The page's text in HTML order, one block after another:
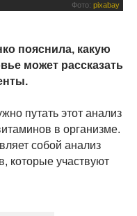
Фото: pixabay
пояснила, какую
может рассказать
путать этот анализ
в организме.
собой анализ
которые участвуют